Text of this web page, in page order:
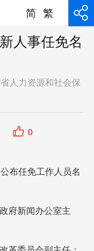
简 繁
人事任免名
人力资源和社会保
0
布任免工作人员名
府新闻办公室主